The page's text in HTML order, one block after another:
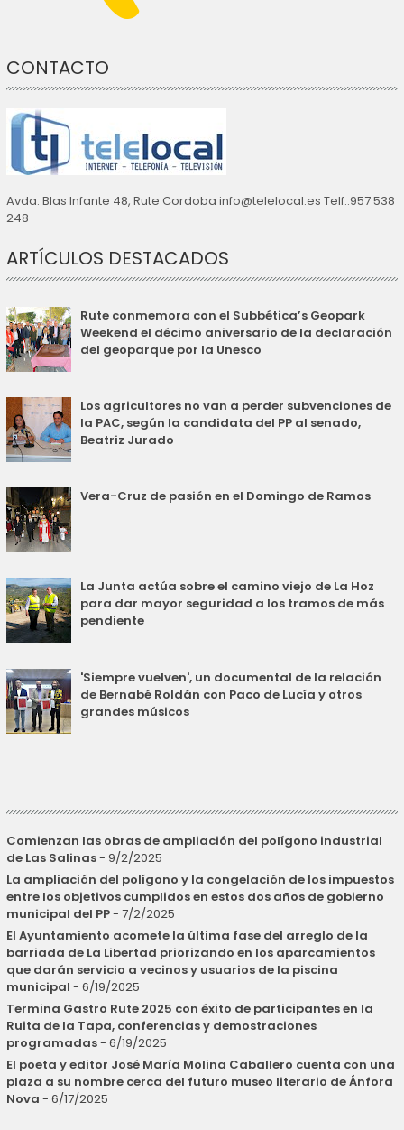
CONTACTO
Avda. Blas Infante 48, Rute Cordoba info@telelocal.es Telf.:957 538
248
ARTÍCULOS DESTACADOS
Rute conmemora con el Subbética’s Geopark
Weekend el décimo aniversario de la declaración
del geoparque por la Unesco
Los agricultores no van a perder subvenciones de
la PAC, según la candidata del PP al senado,
Beatriz Jurado
Vera-Cruz de pasión en el Domingo de Ramos
La Junta actúa sobre el camino viejo de La Hoz
para dar mayor seguridad a los tramos de más
pendiente
'Siempre vuelven', un documental de la relación
de Bernabé Roldán con Paco de Lucía y otros
grandes músicos
Comienzan las obras de ampliación del polígono industrial
de Las Salinas- 9/2/2025
La ampliación del polígono y la congelación de los impuestos
entre los objetivos cumplidos en estos dos años de gobierno
municipal del PP- 7/2/2025
El Ayuntamiento acomete la última fase del arreglo de la
barriada de La Libertad priorizando en los aparcamientos
que darán servicio a vecinos y usuarios de la piscina
municipal - 6/19/2025
Termina Gastro Rute 2025 con éxito de participantes en la
Ruita de la Tapa, conferencias y demostraciones
programadas- 6/19/2025
El poeta y editor José María Molina Caballero cuenta con una
plaza a su nombre cerca del futuro museo literario de Ánfora
Nova - 6/17/2025